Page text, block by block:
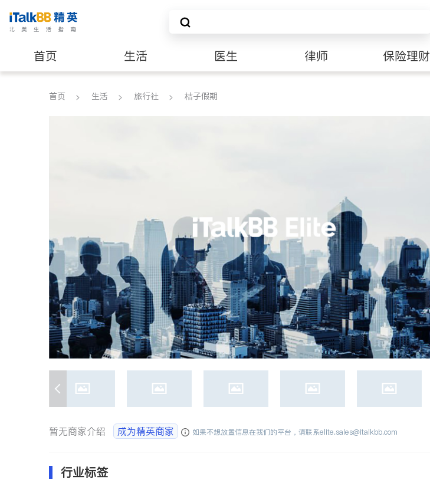
首页 生活 医生 律师 保险理财
养老 非盈利组织
首页 生活 旅行社 桔子假期
暂无商家介绍 成为精英商家 如果不想放置信息在我们的平台，请联系elite.sales@italkbb.com
行业标签